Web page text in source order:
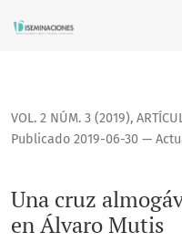
Una cruz almogávar y
VOL. 2 NÚM. 3 (2019),
Una cruz
en Álvaro Mutis
Publicado 2019-06-30 —